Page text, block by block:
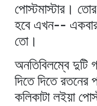
পোস্টমাস্টার।
হবে এখন-- একবার
তো।
অনতিবিলম্বে দুটি
দিতে দিতে
কলিকাটা লইয়া